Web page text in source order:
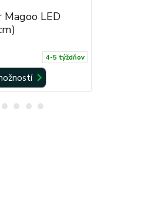
Magoo LED
4-5 týždňov